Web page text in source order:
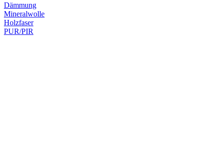
Dämmung
Mineralwolle
Holzfaser
PUR/PIR